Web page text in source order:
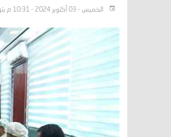
الخميس - 03 أكتوبر 2024 - 10:31 م بتوقيت عدن